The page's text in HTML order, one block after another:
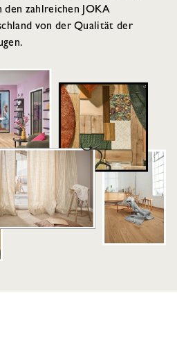
den zahlreichen JOKA
von der Qualität der